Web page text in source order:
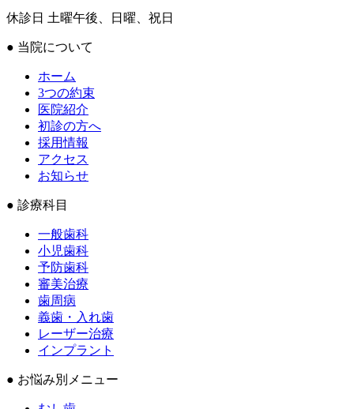
休診日 土曜午後、日曜、祝日
● 当院について
ホーム
3つの約束
医院紹介
初診の方へ
採用情報
アクセス
お知らせ
● 診療科目
一般歯科
小児歯科
予防歯科
審美治療
歯周病
義歯・入れ歯
レーザー治療
インプラント
● お悩み別メニュー